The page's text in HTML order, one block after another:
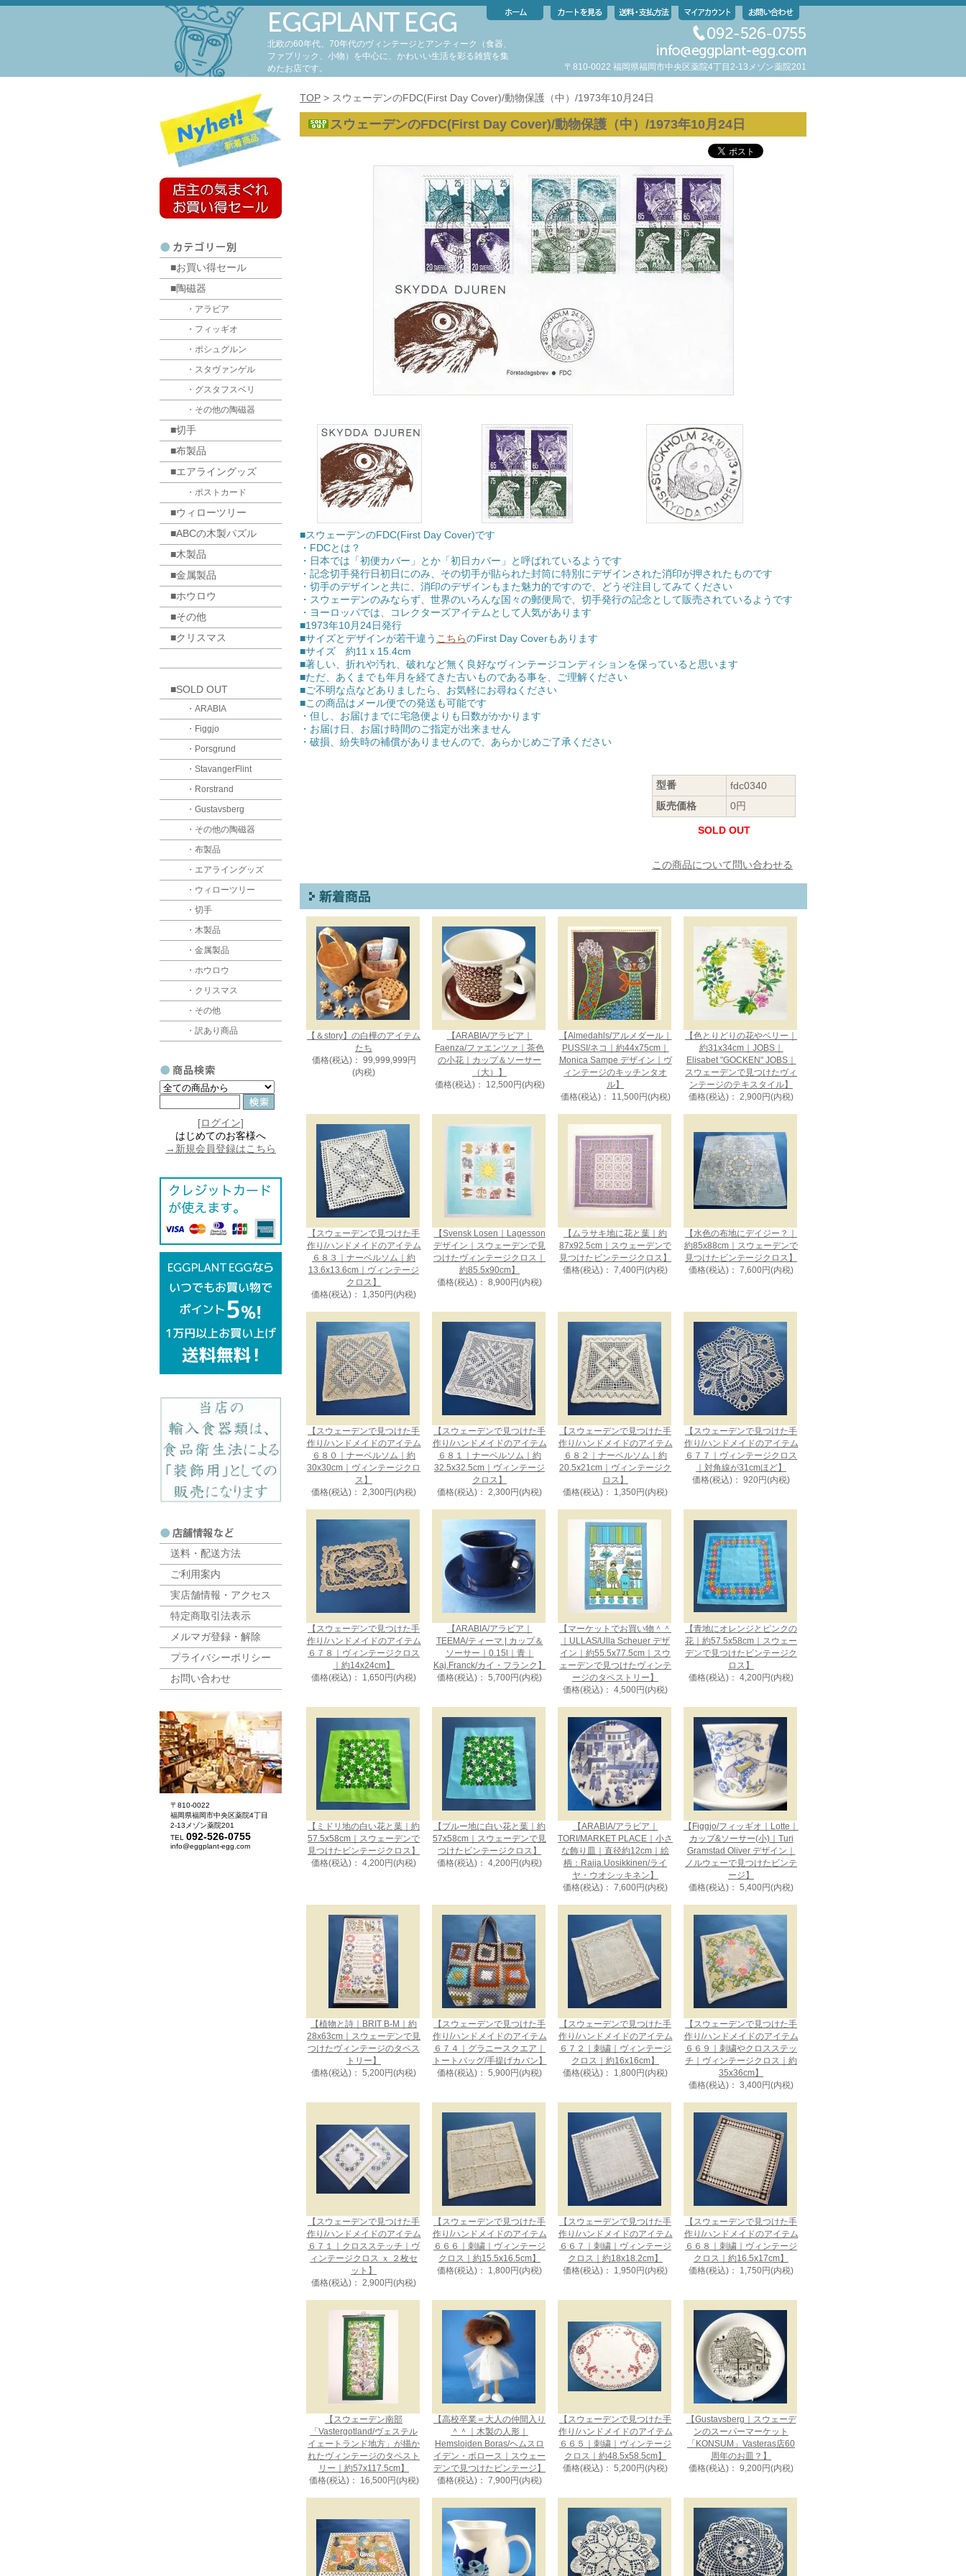
北欧の60年代、70年代のヴィンテージとアンティーク（食器、
ファブリック、小物）を中心に、かわいい生活を彩る雑貨を集
めたお店です。
〒810-0022 福岡県福岡市中央区薬院4丁目2-13メゾン薬院201
TOP > スウェーデンのFDC(First Day Cover)/動物保護（中）/1973年10月24日
スウェーデンのFDC(First Day Cover)/動物保護（中）/1973年10月24日
■スウェーデンのFDC(First Day Cover)です
・FDCとは？
・日本では「初便カバー」とか「初日カバー」と呼ばれているようです
・記念切手発行日初日にのみ、その切手が貼られた封筒に特別にデザインされた消印が押されたものです
・切手のデザインと共に、消印のデザインもまた魅力的ですので、どうぞ注目してみてください
・スウェーデンのみならず、世界のいろんな国々の郵便局で、切手発行の記念として販売されているようです
・ヨーロッパでは、コレクターズアイテムとして人気があります
■1973年10月24日発行
■サイズとデザインが若干違う こちらのFirst Day Coverもあります
■サイズ 約11ｘ15.4cm
■著しい、折れや汚れ、破れなど無く良好なヴィンテージコンディションを保っていると思います
■ただ、あくまでも年月を経てきた古いものである事を、ご理解ください
■ご不明な点などありましたら、お気軽にお尋ねください
■この商品はメール便での発送も可能です
・但し、お届けまでに宅急便よりも日数がかかります
・お届け日、お届け時間のご指定が出来ません
・破損、紛失時の補償がありませんので、あらかじめご了承ください
型番
fdc0340
販売価格
0円
SOLD OUT
この商品について問い合わせる
【＆story】の白樺のアイテム
たち
価格(税込)： 99,999,999円
(内税)
【ARABIA/アラビア｜
Faenza/ファエンツァ｜茶色
の小花｜カップ＆ソーサー
（大）】
価格(税込)： 12,500円(内税)
【Almedahls/アルメダール｜
PUSSI/ネコ｜約44x75cm｜
Monica Sampe デザイン｜ヴ
ィンテージのキッチンタオ
ル】
価格(税込)： 11,500円(内税)
【色とりどりの花やベリー｜
約31x34cm｜JOBS｜
Elisabet "GOCKEN" JOBS｜
スウェーデンで見つけたヴィ
ンテージのテキスタイル】
価格(税込)： 2,900円(内税)
【スウェーデンで見つけた手
作り/ハンドメイドのアイテム
６８３｜ナーベルソム｜約
13.6x13.6cm｜ヴィンテージ
クロス】
価格(税込)： 1,350円(内税)
【Svensk Losen｜Lagesson
デザイン｜スウェーデンで見
つけたヴィンテージクロス｜
約85.5x90cm】
価格(税込)： 8,900円(内税)
【ムラサキ地に花と葉｜約
87x92.5cm｜スウェーデンで
見つけたビンテージクロス】
価格(税込)： 7,400円(内税)
【水色の布地にデイジー？｜
約85x88cm｜スウェーデンで
見つけたビンテージクロス】
価格(税込)： 7,600円(内税)
【スウェーデンで見つけた手
作り/ハンドメイドのアイテム
６８０｜ナーベルソム｜約
30x30cm｜ヴィンテージクロ
ス】
価格(税込)： 2,300円(内税)
【スウェーデンで見つけた手
作り/ハンドメイドのアイテム
６８１｜ナーベルソム｜約
32.5x32.5cm｜ヴィンテージ
クロス】
価格(税込)： 2,300円(内税)
【スウェーデンで見つけた手
作り/ハンドメイドのアイテム
６８２｜ナーベルソム｜約
20.5x21cm｜ヴィンテージク
ロス】
価格(税込)： 1,350円(内税)
【スウェーデンで見つけた手
作り/ハンドメイドのアイテム
６７７｜ヴィンテージクロス
｜対角線が31cmほど】
価格(税込)： 920円(内税)
【スウェーデンで見つけた手
作り/ハンドメイドのアイテム
６７８｜ヴィンテージクロス
｜約14x24cm】
価格(税込)： 1,650円(内税)
【ARABIA/アラビア｜
TEEMA/ティーマ | カップ＆
ソーサー｜0.15l｜青｜
Kaj.Franck/カイ・フランク】
価格(税込)： 5,700円(内税)
【マーケットでお買い物＾＾
｜ULLAS/Ulla Scheuer デザ
イン｜約55.5x77.5cm｜スウ
ェーデンで見つけたヴィンテ
ージのタペストリー】
価格(税込)： 4,500円(内税)
【青地にオレンジとピンクの
花｜約57.5x58cm｜スウェー
デンで見つけたビンテージク
ロス】
価格(税込)： 4,200円(内税)
【ミドリ地の白い花と葉｜約
57.5x58cm｜スウェーデンで
見つけたビンテージクロス】
価格(税込)： 4,200円(内税)
【ブルー地に白い花と葉｜約
57x58cm｜スウェーデンで見
つけたビンテージクロス】
価格(税込)： 4,200円(内税)
【ARABIA/アラビア｜
TORI/MARKET PLACE｜小さ
な飾り皿｜直径約12cm｜絵
柄：Raija.Uosikkinen/ライ
ヤ・ウオシッキネン】
価格(税込)： 7,600円(内税)
【Figgjo/フィッギオ｜Lotte｜
カップ&ソーサー(小)｜Turi
Gramstad Oliver デザイン｜
ノルウェーで見つけたビンテ
ージ】
価格(税込)： 5,400円(内税)
【植物と詩｜BRIT B-M｜約
28x63cm｜スウェーデンで見
つけたヴィンテージのタペス
トリー】
価格(税込)： 5,200円(内税)
【スウェーデンで見つけた手
作り/ハンドメイドのアイテム
６７４｜グラニースクエア｜
トートバッグ/手提げカバン】
価格(税込)： 5,900円(内税)
【スウェーデンで見つけた手
作り/ハンドメイドのアイテム
６７２｜刺繍｜ヴィンテージ
クロス｜約16x16cm】
価格(税込)： 1,800円(内税)
【スウェーデンで見つけた手
作り/ハンドメイドのアイテム
６６９｜刺繍やクロスステッ
チ｜ヴィンテージクロス｜約
35x36cm】
価格(税込)： 3,400円(内税)
【スウェーデンで見つけた手
作り/ハンドメイドのアイテム
６７１｜クロスステッチ｜ヴ
ィンテージクロス ｘ ２枚セ
ット】
価格(税込)： 2,900円(内税)
【スウェーデンで見つけた手
作り/ハンドメイドのアイテム
６６６｜刺繍｜ヴィンテージ
クロス｜約15.5x16.5cm】
価格(税込)： 1,800円(内税)
【スウェーデンで見つけた手
作り/ハンドメイドのアイテム
６６７｜刺繍｜ヴィンテージ
クロス｜約18x18.2cm】
価格(税込)： 1,950円(内税)
【スウェーデンで見つけた手
作り/ハンドメイドのアイテム
６６８｜刺繍｜ヴィンテージ
クロス｜約16.5x17cm】
価格(税込)： 1,750円(内税)
【スウェーデン南部
「Vastergotland/ヴェステル
イェートランド地方」が描か
れたヴィンテージのタペスト
リー｜約57x117.5cm】
価格(税込)： 16,500円(内税)
【高校卒業＝大人の仲間入り
＾＾｜木製の人形｜
Hemslojden Boras/ヘムスロ
イデン・ボロース｜スウェー
デンで見つけたビンテージ】
価格(税込)： 7,900円(内税)
【スウェーデンで見つけた手
作り/ハンドメイドのアイテム
６６５｜刺繍｜ヴィンテージ
クロス｜約48.5x58.5cm】
価格(税込)： 5,200円(内税)
【Gustavsberg｜スウェーデ
ンのスーパーマーケット
「KONSUM」Vasteras店60
周年のお皿？】
価格(税込)： 9,200円(内税)
■お買い得セール
■陶磁器
・アラビア
・フィッギオ
・ポシュグルン
・スタヴァンゲル
・グスタフスベリ
・その他の陶磁器
■切手
■布製品
■エアライングッズ
・ポストカード
■ウィローツリー
■ABCの木製パズル
■木製品
■金属製品
■ホウロウ
■その他
■クリスマス
■SOLD OUT
・ARABIA
・Figgjo
・Porsgrund
・StavangerFlint
・Rorstrand
・Gustavsberg
・その他の陶磁器
・布製品
・エアライングッズ
・ウィローツリー
・切手
・木製品
・金属製品
・ホウロウ
・クリスマス
・その他
・訳あり商品
[ログイン]
はじめてのお客様へ
→新規会員登録はこちら
送料・配送方法
ご利用案内
実店舗情報・アクセス
特定商取引法表示
メルマガ登録・解除
プライバシーポリシー
お問い合わせ
〒810-0022
福岡県福岡市中央区薬院4丁目
2-13メゾン薬院201
TEL 092-526-0755
info@eggplant-egg.com